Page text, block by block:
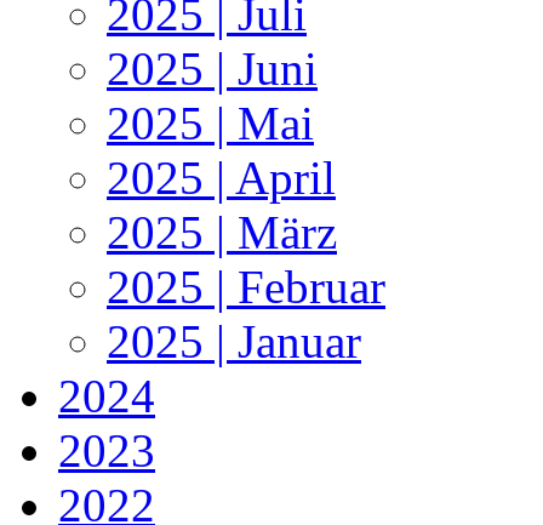
2025 | Juli
2025 | Juni
2025 | Mai
2025 | April
2025 | März
2025 | Februar
2025 | Januar
2024
2023
2022